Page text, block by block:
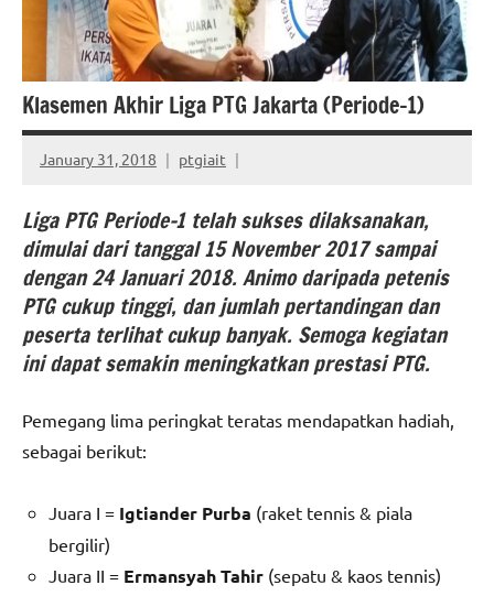
Klasemen Akhir Liga PTG Jakarta (Periode-1)
January 31, 2018 ptgiait
Liga PTG Periode-1 telah sukses dilaksanakan,
dimulai dari tanggal 15 November 2017 sampai
dengan 24 Januari 2018. Animo daripada petenis
PTG cukup tinggi, dan jumlah pertandingan dan
peserta terlihat cukup banyak. Semoga kegiatan
ini dapat semakin meningkatkan prestasi PTG.
Pemegang lima peringkat teratas mendapatkan hadiah,
sebagai berikut:
Juara I = Igtiander Purba (raket tennis & piala
bergilir)
Juara II = Ermansyah Tahir (sepatu & kaos tennis)